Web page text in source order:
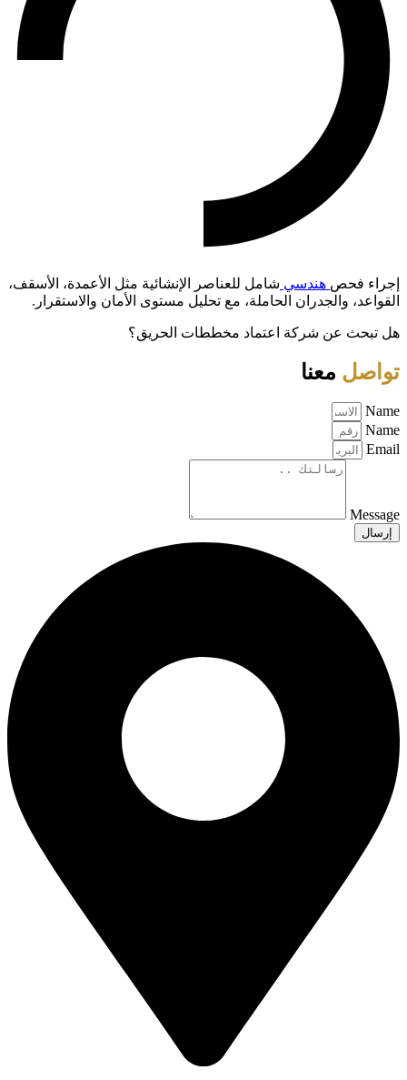
إجراء فحص هندسي شامل للعناصر الإنشائية مثل الأعمدة، الأسقف،
القواعد، والجدران الحاملة، مع تحليل مستوى الأمان والاستقرار.
هل تبحث عن شركة اعتماد مخططات الحريق؟
تواصل معنا
Name
Name
Email
Message
إرسال